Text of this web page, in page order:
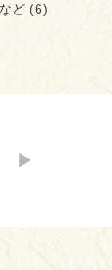
ど (6)
▶︎